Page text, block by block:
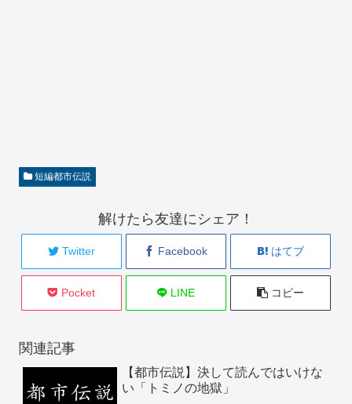
短編都市伝説
解けたら友達にシェア！
Twitter Facebook はてブ
Pocket LINE コピー
関連記事
【都市伝説】決して読んではいけな
い「トミノの地獄」